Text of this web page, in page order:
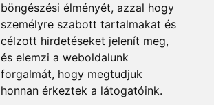
böngészési élményét, azzal hogy
személyre szabott tartalmakat és
célzott hirdetéseket jelenít meg,
és elemzi a weboldalunk
forgalmát, hogy megtudjuk
honnan érkeztek a látogatóink.
Accepted payment methods